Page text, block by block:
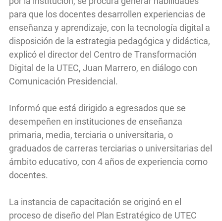
para que los docentes desarrollen experiencias de
enseñanza y aprendizaje, con la tecnología digital a
disposición de la estrategia pedagógica y didáctica,
explicó el director del Centro de Transformación
Digital de la UTEC, Juan Marrero, en diálogo con
Comunicación Presidencial.
Informó que está dirigido a egresados que se
desempeñen en instituciones de enseñanza
primaria, media, terciaria o universitaria, o
graduados de carreras terciarias o universitarias del
ámbito educativo, con 4 años de experiencia como
docentes.
La instancia de capacitación se originó en el
proceso de diseño del Plan Estratégico de UTEC